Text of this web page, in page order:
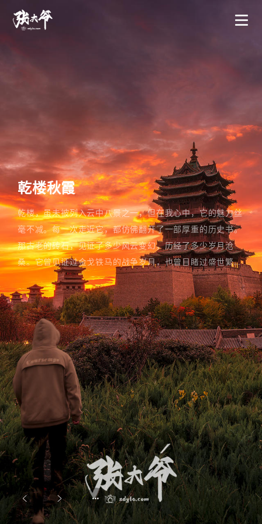
乾楼秋霞
乾楼，虽未被列入云中八景之一，但在我心中，它的魅力丝
毫不减。每一次走近它，都仿佛翻开了一部厚重的历史书。
那古老的砖石，见证了多少风云变幻，历经了多少岁月沧
桑。它曾见证过金戈铁马的战争岁月，也曾目睹过盛世繁华
的人间烟火。它是历史的见证者，更是岁月的守望者。